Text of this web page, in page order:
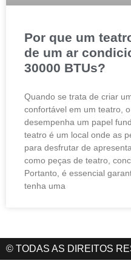
Por que um
de um ar
30000 BTUs?
Quando se trata de criar
confortável em um teatro,
desempenha um papel
teatro é um local onde as
para desfrutar de
como peças de teatro,
Portanto, é essencial
tenha uma
© TODAS AS DIREITOS